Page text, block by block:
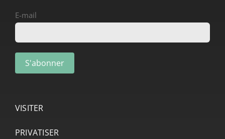
E-mail
VISITER
PRIVATISER